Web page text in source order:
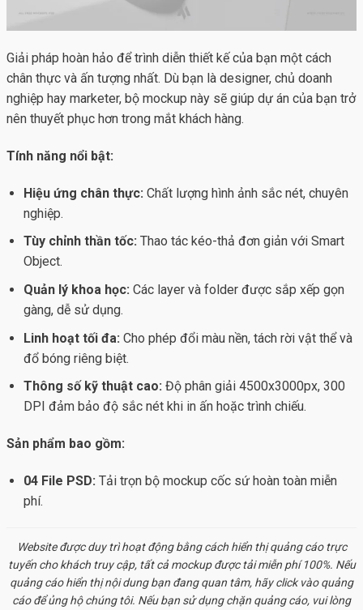
Giải pháp hoàn hảo để trình diễn thiết kế của bạn một cách
chân thực và ấn tượng nhất. Dù bạn là designer, chủ doanh
nghiệp hay marketer, bộ mockup này sẽ giúp dự án của bạn trở
nên thuyết phục hơn trong mắt khách hàng.
Tính năng nổi bật:
Hiệu ứng chân thực: Chất lượng hình ảnh sắc nét, chuyên
nghiệp.
Tùy chỉnh thần tốc: Thao tác kéo-thả đơn giản với Smart
Object.
Quản lý khoa học: Các layer và folder được sắp xếp gọn
gàng, dễ sử dụng.
Linh hoạt tối đa: Cho phép đổi màu nền, tách rời vật thể và
đổ bóng riêng biệt.
Thông số kỹ thuật cao: Độ phân giải 4500x3000px, 300
DPI đảm bảo độ sắc nét khi in ấn hoặc trình chiếu.
Sản phẩm bao gồm:
04 File PSD: Tải trọn bộ mockup cốc sứhoàn toàn miễn
phí.
Website được duy trì hoạt động bằng cách hiển thị quảng cáo trực
tuyến cho khách truy cập, tất cả mockupđược tải miễn phí 100%. Nếu
quảng cáo hiển thị nội dung bạn đang quan tâm, hãy click vào quảng
cáo để ủng hộ chúng tôi. Nếu bạn sử dụng chặn quảng cáo, vui lòng